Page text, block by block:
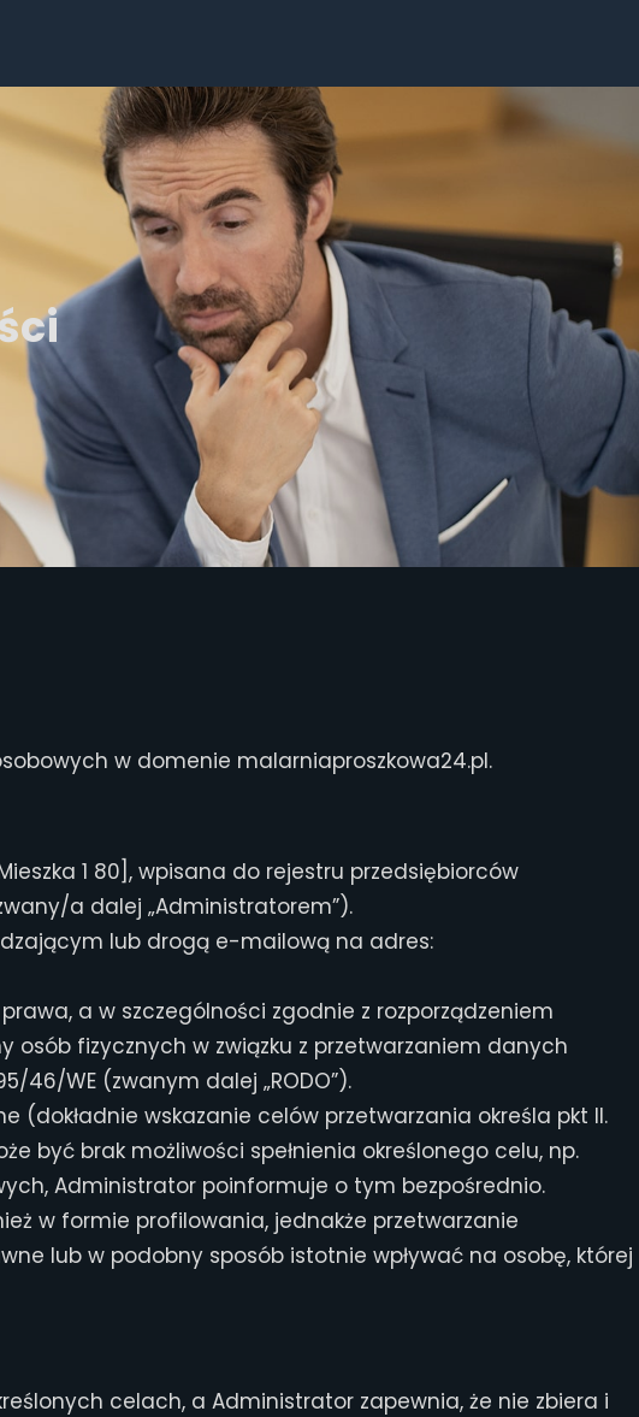
w domenie malarniaproszkowa24.pl.
1 80], wpisana do rejestru przedsiębiorców
a dalej „Administratorem”).
lub drogą e-mailową na adres:
a w szczególności zgodnie z rozporządzeniem
osób fizycznych w związku z przetwarzaniem danych
WE (zwanym dalej „RODO”).
wskazanie celów przetwarzania określa pkt II.
być brak możliwości spełnienia określonego celu, np.
Administrator poinformuje o tym bezpośrednio.
w formie profilowania, jednakże przetwarzanie
lub w podobny sposób istotnie wpływać na osobę, której
celach, a Administrator zapewnia, że nie zbiera i